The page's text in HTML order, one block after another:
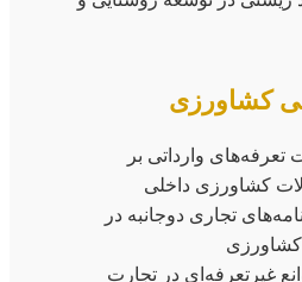
کشاورزی
تعرفه‌های وارداتی بر
کشاورزی داخلی
تجاری دوجانبه در
غیرتعرفه‌ای در تجارت